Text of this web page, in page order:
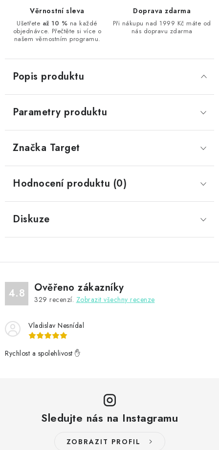
Věrnostní sleva
Ušetřete až 10 % na každé
objednávce. Přečtěte si více o
našem věrnostním programu.
Doprava zdarma
Při nákupu nad 1999 Kč máte od
nás dopravu zdarma
Popis produktu
Parametry produktu
Značka Target
Hodnocení produktu (0)
Diskuze
4.8 Ověřeno zákazníky
329 recenzí. Zobrazit všechny recenze
Vladislav Nesnídal
Rychlost a spolehlivost ✋
Sledujte nás na Instagramu
ZOBRAZIT PROFIL